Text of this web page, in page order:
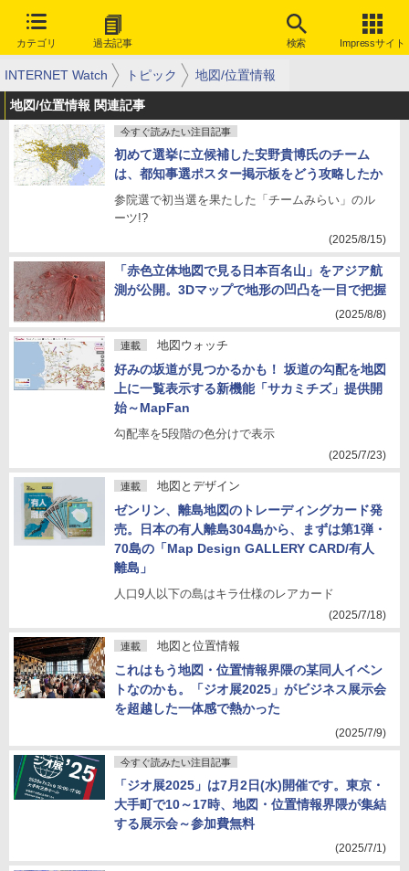
カテゴリ 過去記事 検索 Impressサイト
INTERNET Watch トピック 地図/位置情報
地図/位置情報 関連記事
今すぐ読みたい注目記事
初めて選挙に立候補した安野貴博氏のチーム
は、都知事選ポスター掲示板をどう攻略したか
参院選で初当選を果たした「チームみらい」のル
ーツ!?
(2025/8/15)
「赤色立体地図で見る日本百名山」をアジア航
測が公開。3Dマップで地形の凹凸を一目で把握
(2025/8/8)
連載 地図ウォッチ
好みの坂道が見つかるかも！ 坂道の勾配を地図
上に一覧表示する新機能「サカミチズ」提供開
始～MapFan
勾配率を5段階の色分けで表示
(2025/7/23)
連載 地図とデザイン
ゼンリン、離島地図のトレーディングカード発
売。日本の有人離島304島から、まずは第1弾・
70島の「Map Design GALLERY CARD/有人
離島」
人口9人以下の島はキラ仕様のレアカード
(2025/7/18)
連載 地図と位置情報
これはもう地図・位置情報界隈の某同人イベン
トなのかも。「ジオ展2025」がビジネス展示会
を超越した一体感で熱かった
(2025/7/9)
今すぐ読みたい注目記事
「ジオ展2025」は7月2日(水)開催です。東京・
大手町で10～17時、地図・位置情報界隈が集結
する展示会～参加費無料
(2025/7/1)